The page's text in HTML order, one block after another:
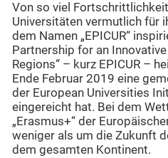
Von so viel
Universitäten vermutlich für
dem Namen „EPICUR“
Partnership for an
Regions“ – kurz EPICUR –
Ende Februar 2019 eine
der European Universities
eingereicht hat. Bei dem
„Erasmus+“ der
weniger als um die Zukunft
dem gesamten Kontinent.